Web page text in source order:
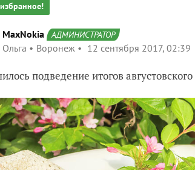
MaxNokia АДМИНИСТРАТОР
Ольга Воронеж 12 сентября 2017, 02:39
подведение итогов августовского